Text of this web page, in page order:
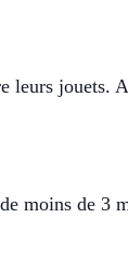
leurs jouets.
moins de 3